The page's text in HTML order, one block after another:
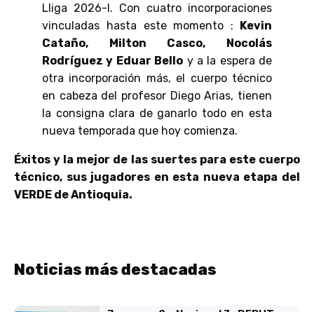
Lliga 2026-I. Con cuatro incorporaciones
vinculadas hasta este momento : Kevin
Cataño, Milton Casco, Nocolás
Rodríguez y Eduar Bello y a la espera de
otra incorporación más, el cuerpo técnico
en cabeza del profesor Diego Arias, tienen
la consigna clara de ganarlo todo en esta
nueva temporada que hoy comienza.
Éxitos y la mejor de las suertes para este cuerpo
técnico, sus jugadores en esta nueva etapa del
VERDE de Antioquia.
Noticias más destacadas